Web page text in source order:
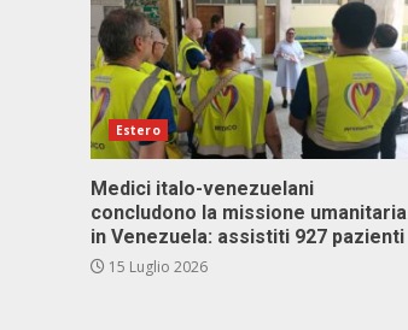
Estero
Medici italo-venezuelani
concludono la missione umanitaria
in Venezuela: assistiti 927 pazienti
15 Luglio 2026